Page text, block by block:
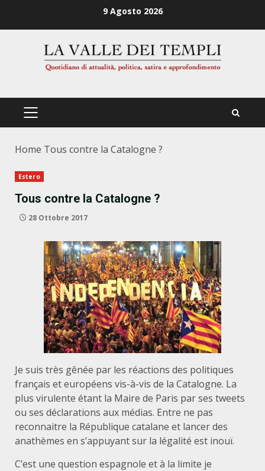
9 Agosto 2026
PRIMÄRES
Home Tous contre la Catalogne ?
Estero
Tous contre la Catalogne ?
28 Ottobre 2017
Je suis très gênée par les réactions des politiques
français et européens vis-à-vis de la Catalogne. La
plus virulente étant la Maire de Paris par ses tweets
ou ses déclarations aux médias. Entre ne pas
reconnaitre la République catalane et lancer des
anathèmes en s’appuyant sur la légalité est inouï.
C’est une question espagnole et à la limite je